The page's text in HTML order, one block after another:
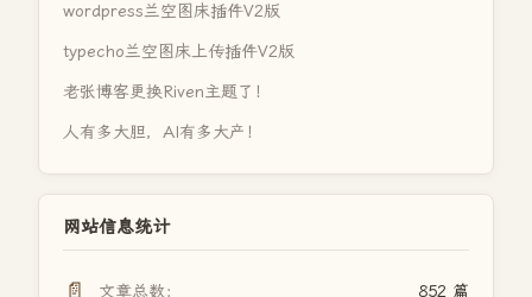
wordpress兰空图床插件V2版
typecho兰空图床上传插件V2版
老张博客更换Riven主题了！
人有多大胆，AI有多大产！
网站信息统计
📄 文章总数： 852 篇